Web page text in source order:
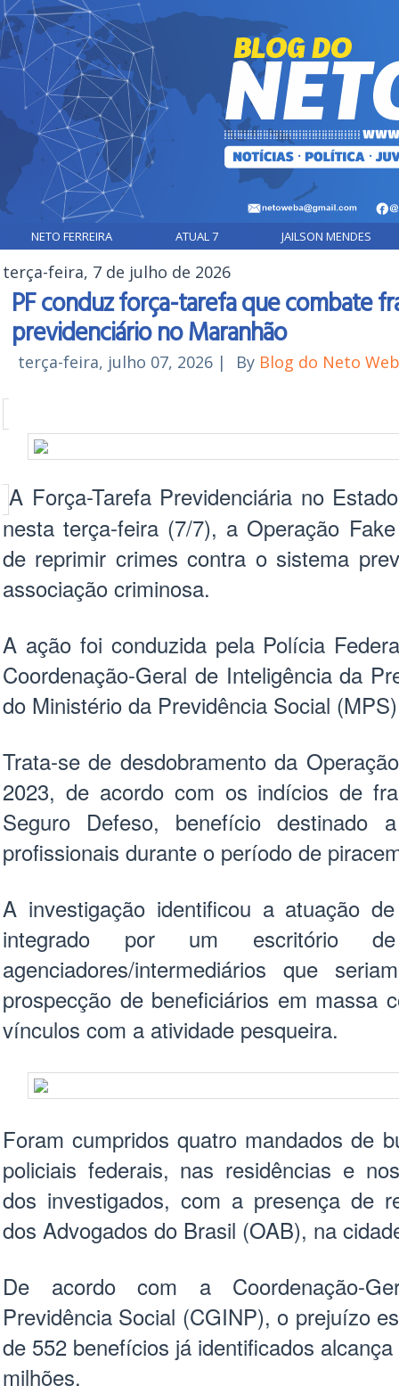
NETO FERREIRA ATUAL 7 JAILSON MENDES
terça-feira, 7 de julho de 2026
PF conduz força-tarefa que combate
previdenciário no Maranhão
terça-feira, julho 07, 2026 | By Blog do Neto
A Força-Tarefa Previdenciária no
nesta terça-feira (7/7), a Operação
de reprimir crimes contra o sistema
associação criminosa.
A ação foi conduzida pela Polícia
Coordenação-Geral de Inteligência da
do Ministério da Previdência Social
Trata-se de desdobramento da
2023, de acordo com os indícios de
Seguro Defeso, benefício destinado
profissionais durante o período de
A investigação identificou a atuação
integrado por um escritório
agenciadores/intermediários que
prospecção de beneficiários em massa
vínculos com a atividade pesqueira.
Foram cumpridos quatro mandados de
policiais federais, nas residências e
dos investigados, com a presença de
dos Advogados do Brasil (OAB), na
De acordo com a Coordenação-
Previdência Social (CGINP), o prejuízo
de 552 benefícios já identificados
milhões.